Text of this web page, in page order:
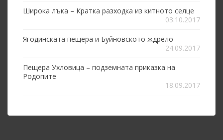
Широка лъка – Кратка разходка из китното селце
03.10.2017
Ягодинската пещера и Буйновското ждрело
24.09.2017
Пещера Ухловица – подземната приказка на
Родопите
18.09.2017